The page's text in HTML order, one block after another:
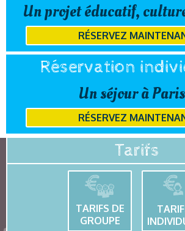
Un projet éducatif,
RÉSERVEZ
Réservation
Un séjour à
RÉSERVEZ
Tarifs
TARIFS DE
GROUPE